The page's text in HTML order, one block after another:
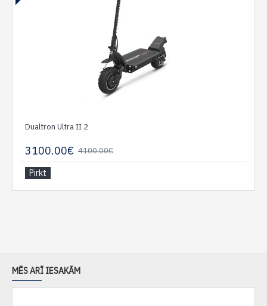
Dualtron Ultra II 2
3100.00€ 4100.00€
Pirkt
MĒS ARĪ IESAKĀM